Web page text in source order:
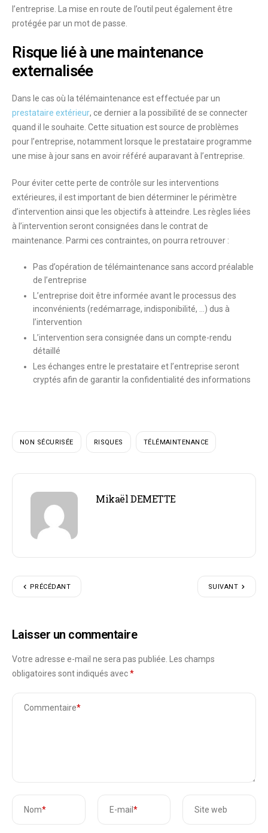
l’entreprise. La mise en route de l’outil peut également être
protégée par un mot de passe
Risque lié à une maintenance
externalisée
Dans le cas où la télémaintenance est effectuée par un
prestataire extérieur, ce dernier a la possibilité de se connecter
quand il le souhaite. Cette situation est source de problèmes
pour l’entreprise, notamment lorsque le prestataire programme
une mise à jour sans en avoir référé auparavant à l’entreprise.
Pour éviter cette perte de contrôle sur les interventions
extérieures, il est important de bien déterminer le périmètre
d’intervention ainsi que les objectifs à atteindre. Les règles liées
à l’intervention seront consignées dans le contrat de
maintenance. Parmi ces contraintes, on pourra retrouver :
Pas d’opération de télémaintenance sans accord préalable
de l’entreprise
L’entreprise doit être informée avant le processus des
inconvénients (redémarrage, indisponibilité, …) dus à
l’intervention
L’intervention sera consignée dans un compte-rendu
détaillé
Les échanges entre le prestataire et l’entreprise seront
cryptés afin de garantir la confidentialité des informations
NON SÉCURISÉE RISQUES TÉLÉMAINTENANCE
Mikaël DEMETTE
PRÉCÉDANT SUIVANT
Laisser un commentaire
Votre adresse e-mail ne sera pas publiée. Les champs
obligatoires sont indiqués avec*
Commentaire*
Nom* E-mail * Site web